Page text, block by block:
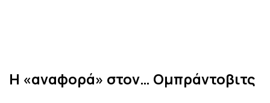
Η «αναφορά» στον… Ομπράντοβιτς